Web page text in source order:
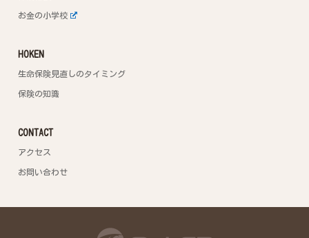
お金の小学校
HOKEN
生命保険見直しのタイミング
保険の知識
CONTACT
アクセス
お問い合わせ